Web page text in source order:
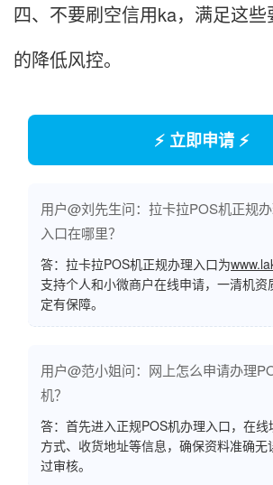
四、不要刷空信用ka，满足这
的降低风控。
⚡ 立即申请 ⚡
用户@刘先生问：拉卡拉POS机正规
入口在哪里？
答：拉卡拉POS机正规办理入口为
支持个人和小微商户在线申请，一清机资
定有保障。
用户@范小姐问：网上怎么申请办理
机？
答：首先进入正规POS机办理入口，在线
方式、收货地址等信息，确保资料准确无
过审核。